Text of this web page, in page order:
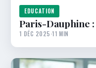
EDUCATION
Paris-Dauphine
1 DÉC 2025·11 MIN